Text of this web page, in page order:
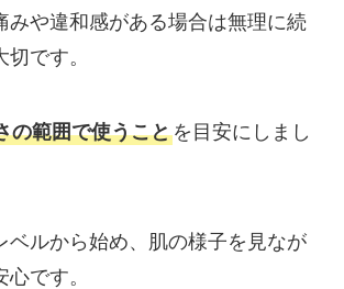
みや違和感がある場合は無理に続
です。
の範囲で使うことを目安にしまし
ベルから始め、肌の様子を見なが
です。